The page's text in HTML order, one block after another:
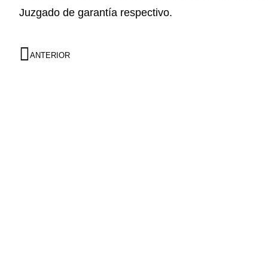
Juzgado de garantía respectivo.
ANTERIOR